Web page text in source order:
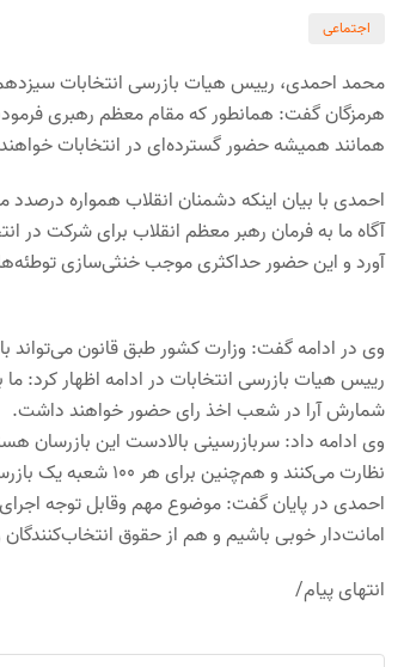
اجتماعی
محمد احمدی، رییس هیات بازرسی انتخابات
هرمزگان گفت: همانطور که مقام معظم رهبری
همانند همیشه حضور گسترده‌ای در انتخابات
احمدی با بیان اینکه دشمنان انقلاب همواره
آگاه ما به فرمان رهبر معظم انقلاب برای شرکت
آورد و این حضور حداکثری موجب خنثی‌سازی
وی در ادامه گفت: وزارت کشور طبق قانون می‌تواند
رییس هیات بازرسی انتخابات در ادامه اظهار کرد:
شمارش آرا در شعب اخذ رای حضور خواهند داشت.
نظارت می‌کنند و هم‌چنین برای هر 100 شعبه یک بازرس ویژه از سوی هیات مرکزی نظارت بر رای‌گیری انتخاب می‌شود.
احمدی در پایان گفت: موضوع مهم وقابل توجه
امانت‌دار خوبی باشیم و هم از حقوق
انتهای پیام/